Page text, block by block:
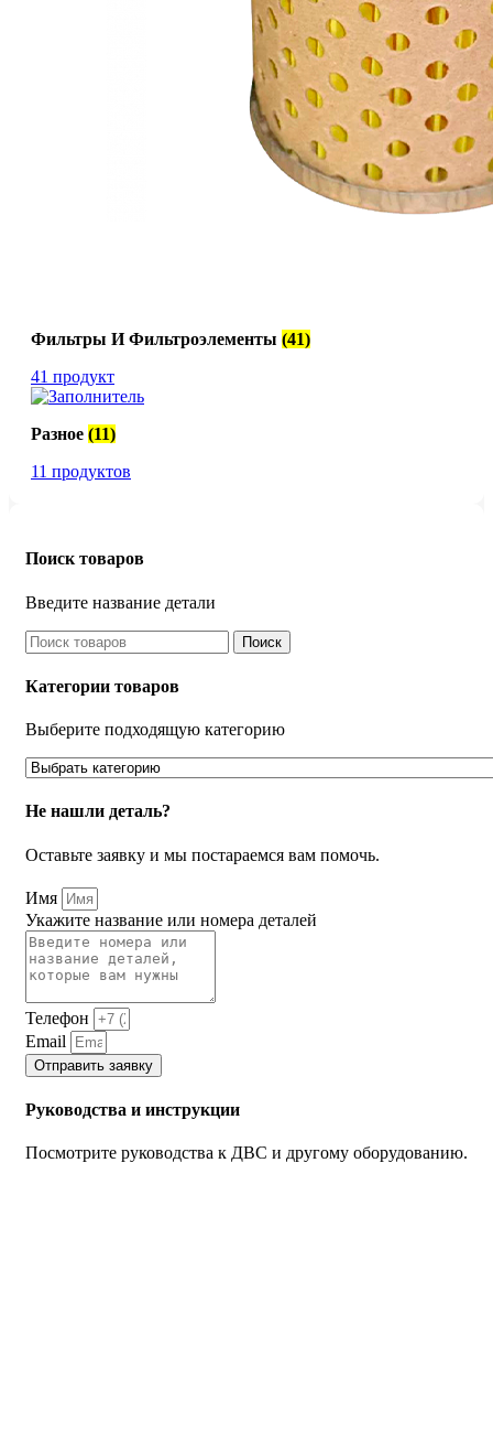
Фильтры И Фильтроэлементы (41)
41 продукт
Разное (11)
11 продуктов
Поиск товаров
Введите название детали
Поиск
Категории товаров
Выберите подходящую категорию
Не нашли деталь?
Оставьте заявку и мы постараемся вам помочь.
Имя
Укажите название или номера деталей
Телефон
Email
Отправить заявку
Руководства и инструкции
Посмотрите руководства к ДВС и другому оборудованию.